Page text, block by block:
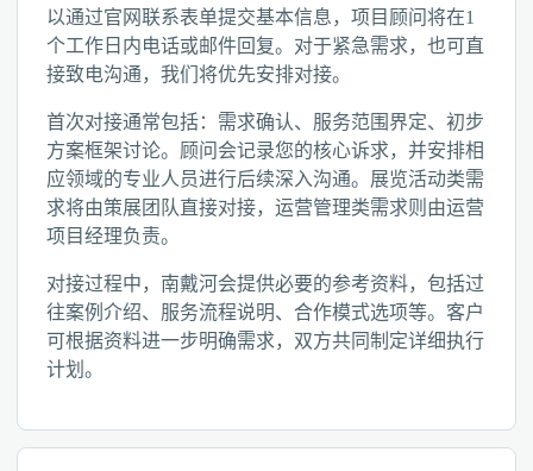
以通过官网联系表单提交基本信息，项目顾问将在1
个工作日内电话或邮件回复。对于紧急需求，也可直
接致电沟通，我们将优先安排对接。
首次对接通常包括：需求确认、服务范围界定、初步
方案框架讨论。顾问会记录您的核心诉求，并安排相
应领域的专业人员进行后续深入沟通。展览活动类需
求将由策展团队直接对接，运营管理类需求则由运营
项目经理负责。
对接过程中，南戴河会提供必要的参考资料，包括过
往案例介绍、服务流程说明、合作模式选项等。客户
可根据资料进一步明确需求，双方共同制定详细执行
计划。